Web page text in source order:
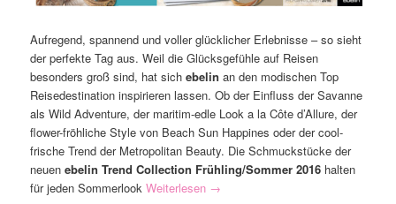
Aufregend, spannend und voller glücklicher Erlebnisse – so sieht
der perfekte Tag aus. Weil die Glücksgefühle auf Reisen
besonders groß sind, hat sichebelin an den modischen Top
Reisedestination inspirieren lassen. Ob der Einfluss der Savanne
als Wild Adventure, der maritim-edle Look a la Côte d’Allure, der
flower-fröhliche Style von Beach Sun Happines oder der cool-
frische Trend der Metropolitan Beauty. Die Schmuckstücke der
neuenebelin Trend Collection Frühling/Sommer 2016 halten
für jeden SommerlookWeiterlesen →